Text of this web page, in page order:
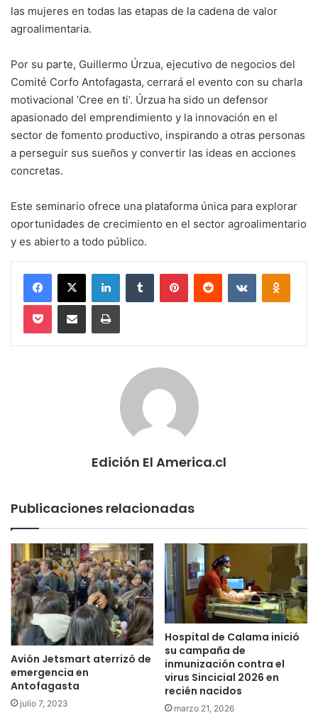
las mujeres en todas las etapas de la cadena de valor
agroalimentaria.
Por su parte, Guillermo Úrzua, ejecutivo de negocios del
Comité Corfo Antofagasta, cerrará el evento con su charla
motivacional ‘Cree en ti’. Úrzua ha sido un defensor
apasionado del emprendimiento y la innovación en el
sector de fomento productivo, inspirando a otras personas
a perseguir sus sueños y convertir las ideas en acciones
concretas.
Este seminario ofrece una plataforma única para explorar
oportunidades de crecimiento en el sector agroalimentario
y es abierto a todo público.
Facebook
X LinkedInTumblr PinterestReddit VKontakte
Pocket Compartir via email Imprimir
Edición El America.cl
Publicaciones relacionadas
Avión Jetsmart aterrizó de
emergencia en
Antofagasta
julio 7, 2023
Hospital de Calama inició
su campaña de
inmunización contra el
virus Sincicial 2026 en
recién nacidos
marzo 21, 2026